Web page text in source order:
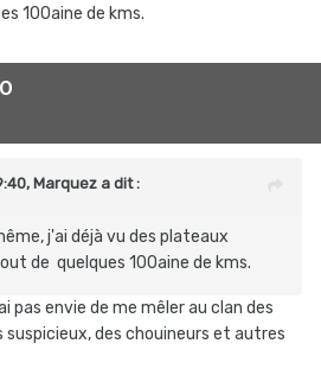
100aine de kms.
Marquez a dit :
j'ai déjà vu des plateaux
de quelques 100aine de kms.
pas envie de me mêler au clan des
des chouineurs et autres